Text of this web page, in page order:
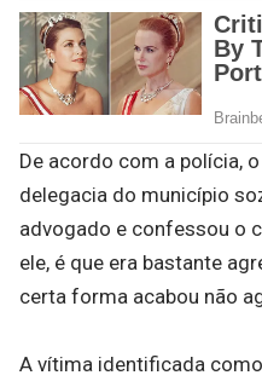
De acordo com a polícia,
delegacia do município
advogado e confessou o
ele, é que era bastante
certa forma acabou não
A vítima identificada